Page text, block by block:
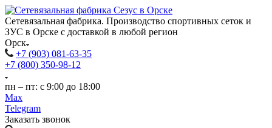
Сетевязальная фабрика. Производство спортивных сеток и
ЗУС в Орске с доставкой в любой регион
Орск
+7 (903) 081-63-35
+7 (800) 350-98-12
пн – пт: с 9:00 до 18:00
Max
Telegram
Заказать звонок